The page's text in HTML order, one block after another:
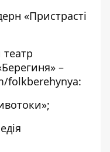
«Пристрасті
–
folkberehynya: